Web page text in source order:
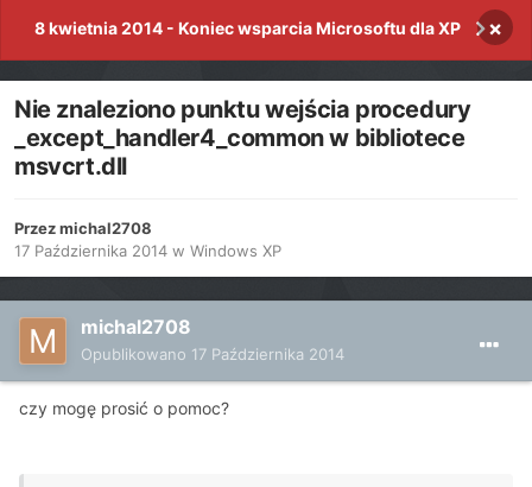
8 kwietnia 2014 - Koniec wsparcia Microsoftu dla XP ×
Nie znaleziono punktu wejścia procedury
_except_handler4_common w bibliotece
msvcrt.dll
Przezmichal2708
17 Października 2014 w Windows XP
michal2708
Opublikowano 17 Października 2014
czy mogę prosić o pomoc?